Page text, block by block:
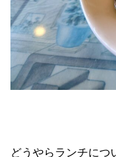
どうやらランチにつ